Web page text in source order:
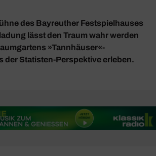
des Bayreuther Festspielhauses
lässt den Traum wahr werden
»Tannhäuser«-
der Statisten-Perspektive erleben.